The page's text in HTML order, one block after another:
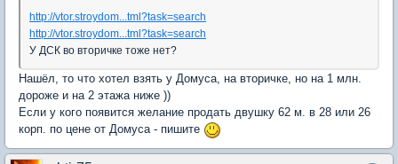
http://vtor.stroydom...tml?task=search
http://vtor.stroydom...tml?task=search
У ДСК во вторичке тоже нет?
Нашёл, то что хотел взять у Домуса, на вторичке, но на 1 млн.
дороже и на 2 этажа ниже ))
Если у кого появится желание продать двушку 62 м. в 28 или 26
корп. по цене от Домуса - пишите